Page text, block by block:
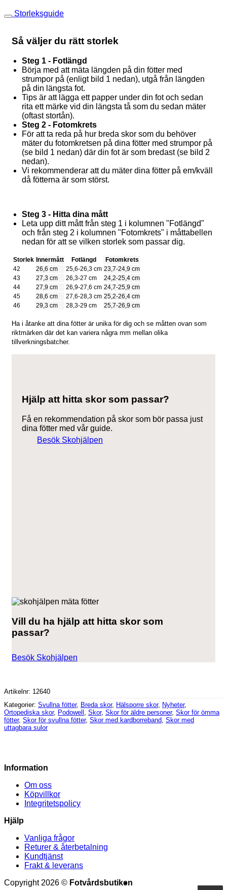
Storleksguide
Så väljer du rätt storlek
Steg 1 - Fotlängd
Börja med att mäta längden på din fötter med
strumpor på (enligt bild 1 nedan), utgå från längden
på din längsta fot.
Tips är att lägga ett papper under din fot och sedan
rita ett märke vid din längsta tå som du sedan mäter
(oftast stortån).
Steg 2 - Fotomkrets
För att ta reda på hur breda skor som du behöver
mäter du fotomkretsen på dina fötter med strumpor på
(se bild 1 nedan) där din fot är som bredast (se bild 2
nedan).
Vi rekommenderar att du mäter dina fötter på em/kväll
då fötterna är som störst.
Steg 3 - Hitta dina mått
Leta upp ditt mått från steg 1 i kolumnen "Fotlängd"
och från steg 2 i kolumnen "Fotomkrets" i måttabellen
nedan för att se vilken storlek som passar dig.
Storlek Innermått Fotlängd
Fotomkrets
42
26,6 cm 25,6-26,3 cm 23,7-24,9 cm
43
27,3 cm 26,3-27 cm
24,2-25,4 cm
44
27,9 cm 26,9-27,6 cm 24,7-25,9 cm
45
28,6 cm 27,6-28,3 cm 25,2-26,4 cm
46
29,3 cm 28,3-29 cm 25,7-26,9 cm
Ha i åtanke att dina fötter är unika för dig och se måtten ovan som
riktmärken där det kan variera några mm mellan olika
tillverkningsbatcher.
Hjälp att hitta skor som passar?
Få en rekommendation på skor som bör passa just
dina fötter med vår guide.
Besök Skohjälpen
Vill du ha hjälp att hitta skor som
passar?
Besök Skohjälpen
Artikelnr: 12640
Kategorier: Svullna fötter, Breda skor, Hälsporre skor, Nyheter,
Ortopediska skor, Podowell Skor, Skor för äldre personer, Skor för ömma
fötter, Skor för svullna fötter, Skor med kardborreband Skor med
uttagbara sulor
Information
Om oss
Köpvillkor
Integritetspolicy
Hjälp
Vanliga frågor
Returer & återbetalning
Kundtjänst
Frakt & leverans
Copyright 2026 © Fotvårdsbutiken